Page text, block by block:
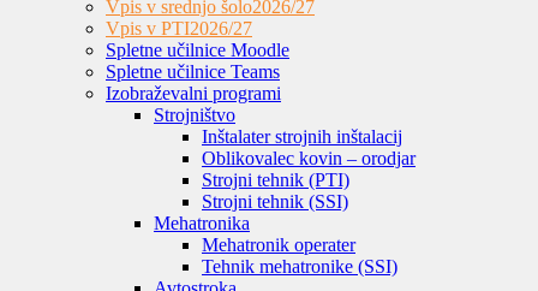
Vpis v srednjo šolo2026/27
Vpis v PTI2026/27
Spletne učilnice Moodle
Spletne učilnice Teams
Izobraževalni programi
Strojništvo
Inštalater strojnih inštalacij
Oblikovalec kovin – orodjar
Strojni tehnik (PTI)
Strojni tehnik (SSI)
Mehatronika
Mehatronik operater
Tehnik mehatronike (SSI)